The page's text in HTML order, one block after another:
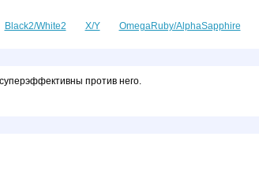
Black2/White2 X/Y OmegaRuby/AlphaSapphire
против него.